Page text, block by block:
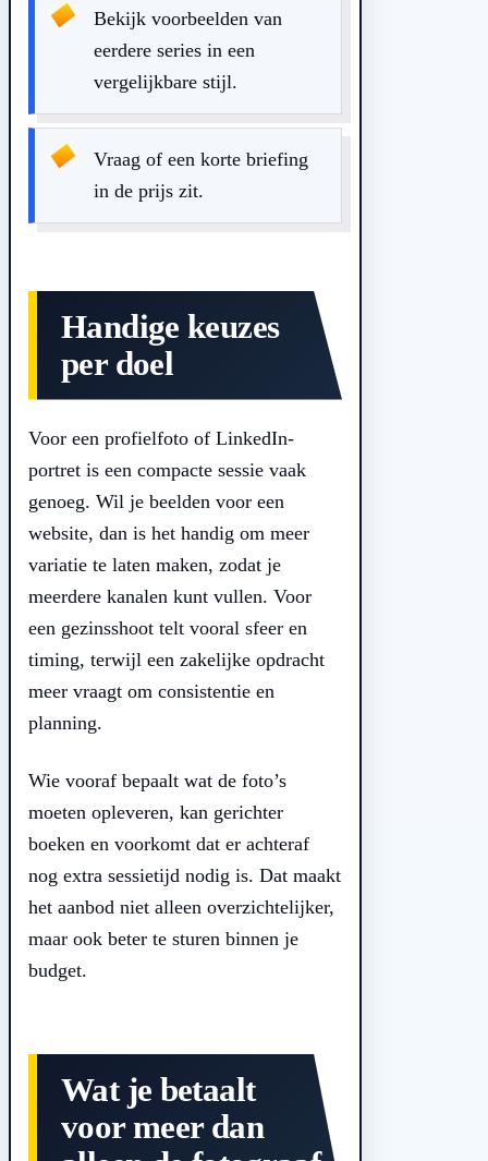
Bekijk voorbeelden van
eerdere series in een
vergelijkbare stijl.
Vraag of een korte briefing
in de prijs zit.
Handige keuzes
per doel
Voor een profielfoto of LinkedIn-
portret is een compacte sessie vaak
genoeg. Wil je beelden voor een
website, dan is het handig om meer
variatie te laten maken, zodat je
meerdere kanalen kunt vullen. Voor
een gezinsshoot telt vooral sfeer en
timing, terwijl een zakelijke opdracht
meer vraagt om consistentie en
planning.
Wie vooraf bepaalt wat de foto’s
moeten opleveren, kan gerichter
boeken en voorkomt dat er achteraf
nog extra sessietijd nodig is. Dat maakt
het aanbod niet alleen overzichtelijker,
maar ook beter te sturen binnen je
budget.
Wat je betaalt
voor meer dan